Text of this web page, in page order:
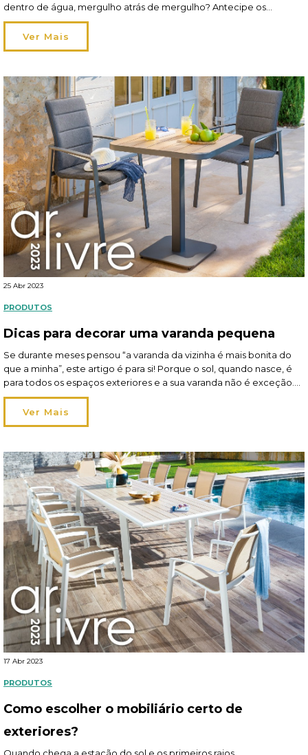
dentro de água, mergulho atrás de mergulho? Antecipe os
momentos de diversão em família com a escolha certa da piscina!
Mas, calma! Não mergulhe já de cabeça […]
Ver Mais
25 Abr 2023
PRODUTOS
Dicas para decorar uma varanda pequena
Se durante meses pensou “a varanda da vizinha é mais bonita do
que a minha”, este artigo é para si! Porque o sol, quando nasce, é
para todos os espaços exteriores e a sua varanda não é exceção.
Eis o desafio: planear a decoração da sua varanda para que ela se
adapte a si e […]
Ver Mais
17 Abr 2023
PRODUTOS
Como escolher o mobiliário certo de
exteriores?